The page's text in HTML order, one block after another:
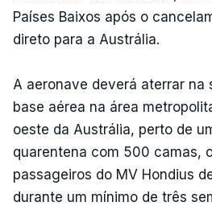
Países Baixos após o
direto para a Austrália.
A aeronave deverá aterrar na
base aérea na área
oeste da Austrália, perto de
quarentena com 500 camas,
passageiros do MV Hondius
durante um mínimo de três